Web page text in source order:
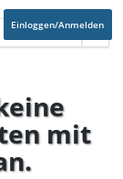
Einloggen/Anmelden
mit